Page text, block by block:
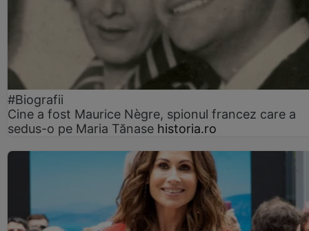
#Biografii
Cine a fost Maurice Nègre, spionul francez care a
sedus-o pe Maria Tănase historia.ro